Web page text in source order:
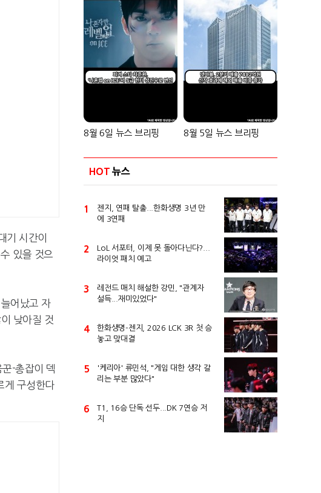
기 시간이
있을 것으
어났고 자
낮아질 것
-총잡이 덱
게 구성한다
8월 6일 뉴스 브리핑 8월 5일 뉴스 브리핑
HOT 뉴스
1
젠지, 연패 탈출...한화생명 3년 만
에 3연패
2
LoL 서포터, 이제 못 돌아다닌다?...
라이엇 패치 예고
3
레전드 매치 해설한 강민, "관계자
설득...재미있었다"
4
한화생명-젠지, 2026 LCK 3R 첫 승
놓고 맞대결
5
'케리아' 류민석, "게임 대한 생각 갈
리는 부분 많았다"
6
T1, 16승 단독 선두...DK 7연승 저
지